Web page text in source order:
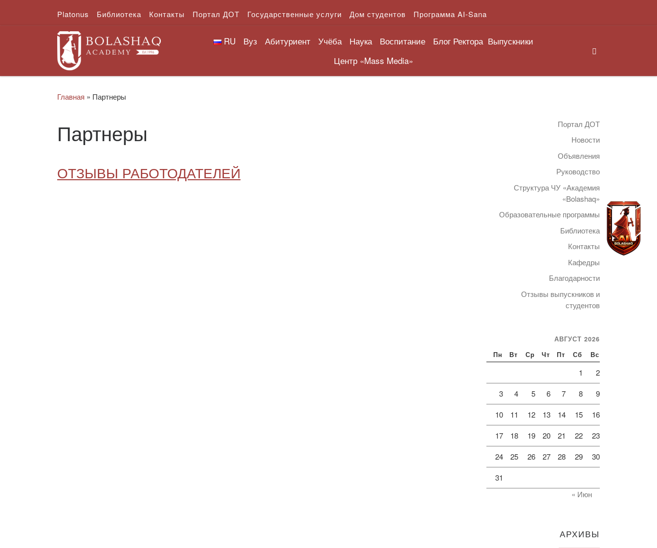
Перейти к содержимому
Platonus Библиотека Контакты Портал ДОТ Государственные услуги Дом студентов Программа AI-Sana
RU Вуз Абитуриент Учёба Наука Воспитание Блог Ректора Выпускники
Центр «Mass Media»
Главная » Партнеры
Партнеры
ОТЗЫВЫ РАБОТОДАТЕЛЕЙ
Портал ДОТ
Новости
Объявления
Руководство
Структура ЧУ «Академия
«Bolashaq»
Образовательные программы
Библиотека
Контакты
Кафедры
Благодарности
Отзывы выпускников и
студентов
АВГУСТ 2026
Пн Вт Ср Чт Пт Сб Вс
1 2
3 4 5 6 7 8 9
10 11 12 13 14 15 16
17 18 19 20 21 22 23
24 25 26 27 28 29 30
31
« Июн
АРХИВЫ